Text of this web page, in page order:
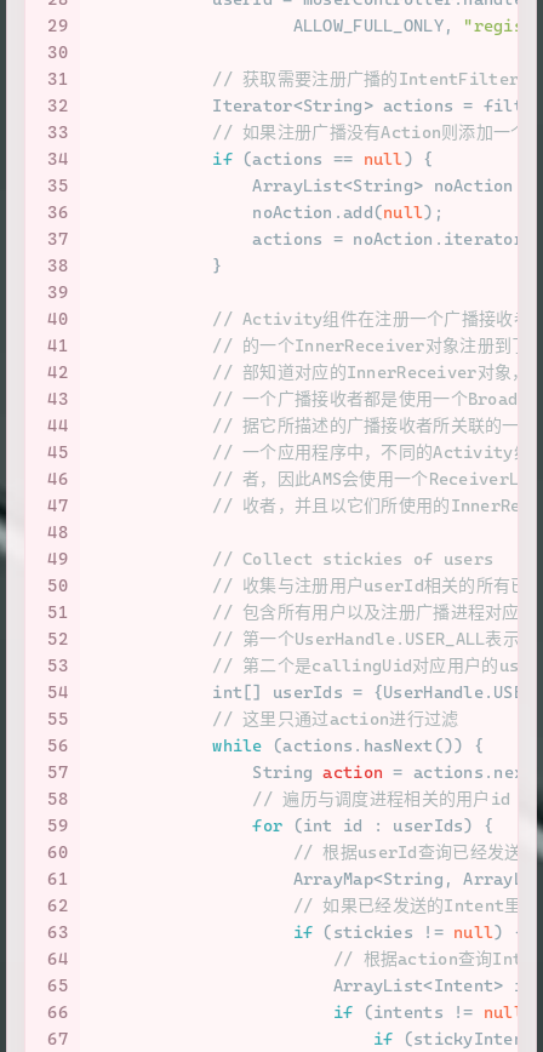
29
30
31
32
33
34
35
36
37
38
39
40
41
42
43
44
45
46
47
48
49
50
51
52
53
54
55
56
57
58
59
60
61
62
63
64
65
66
67
                    ALLOW_FULL_ONLY,
// 获取需要注册广播的IntentFilter中
Iterator<String> actions =
// 如果注册广播没有Action则添加一个
if (actions == null) {
                ArrayList<String> noAction =
                noAction.add(
null);
actions =
            }
// Activity组件在注册一个广播接收者时
// 的一个InnerReceiver对象注册到了
// 部知道对应的InnerReceiver对象，然
// 一个广播接收者都是使用一个
// 据它所描述的广播接收者所关联的一
// 一个应用程序中，不同的Activity组
// 者，因此AMS会使用一个
// 收者，并且以它们所使用的
// Collect stickies of users
// 收集与注册用户userId相关的所有
// 包含所有用户以及注册广播进程对应的
// 第一个UserHandle.USER_ALL表示设
// 第二个是callingUid对应用户的
int[] userIds =
// 这里只通过action进行过滤
while (actions.hasNext()) {
String action =
// 遍历与调度进程相关的用户id
for (int
id : userIds) {
// 根据userId查询已经发送
ArrayMap<String,
// 如果已经发送的Intent里
if (stickies != null) {
// 根据action查询
ArrayList<Intent>
if (intents != null
if